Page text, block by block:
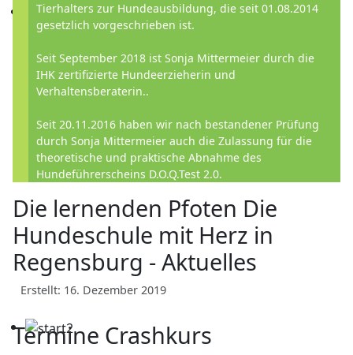
Tierhalters zur Hundeausbildung, die seit 01.08.2014
gesetzlich vorgeschrieben ist.
Seit September 2018 ist Sonja Mittermeier durch die
IHK zertifizierte Hundeerzieherin und
Verhaltensberaterin..
Seit 20.11.2016 haben wir nach bestandener Prüfung
durch Sonja Mittermeier auch die Zulassung für die
theoretische und praktische Abnahme des
Hundeführerscheins D.O.Q.Test 2.0.
Die lernenden Pfoten Die
Hundeschule mit Herz in
Regensburg - Aktuelles
Erstellt: 16. Dezember 2019
Termine Crashkurs